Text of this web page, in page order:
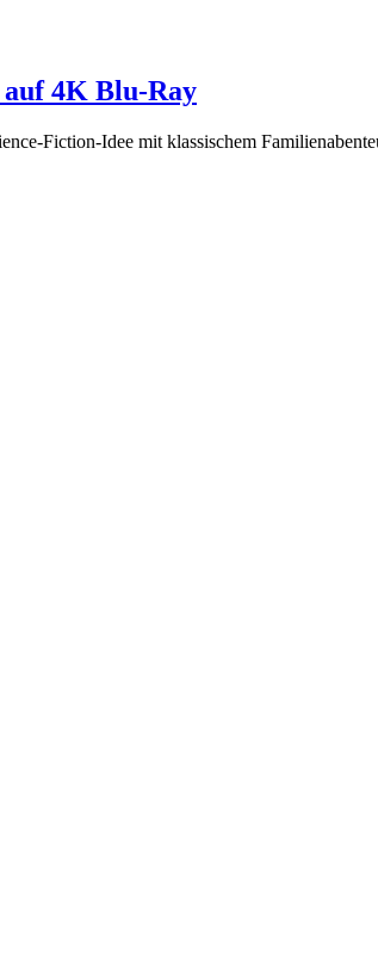
4K Blu-Ray
Fiction-Idee mit klassischem